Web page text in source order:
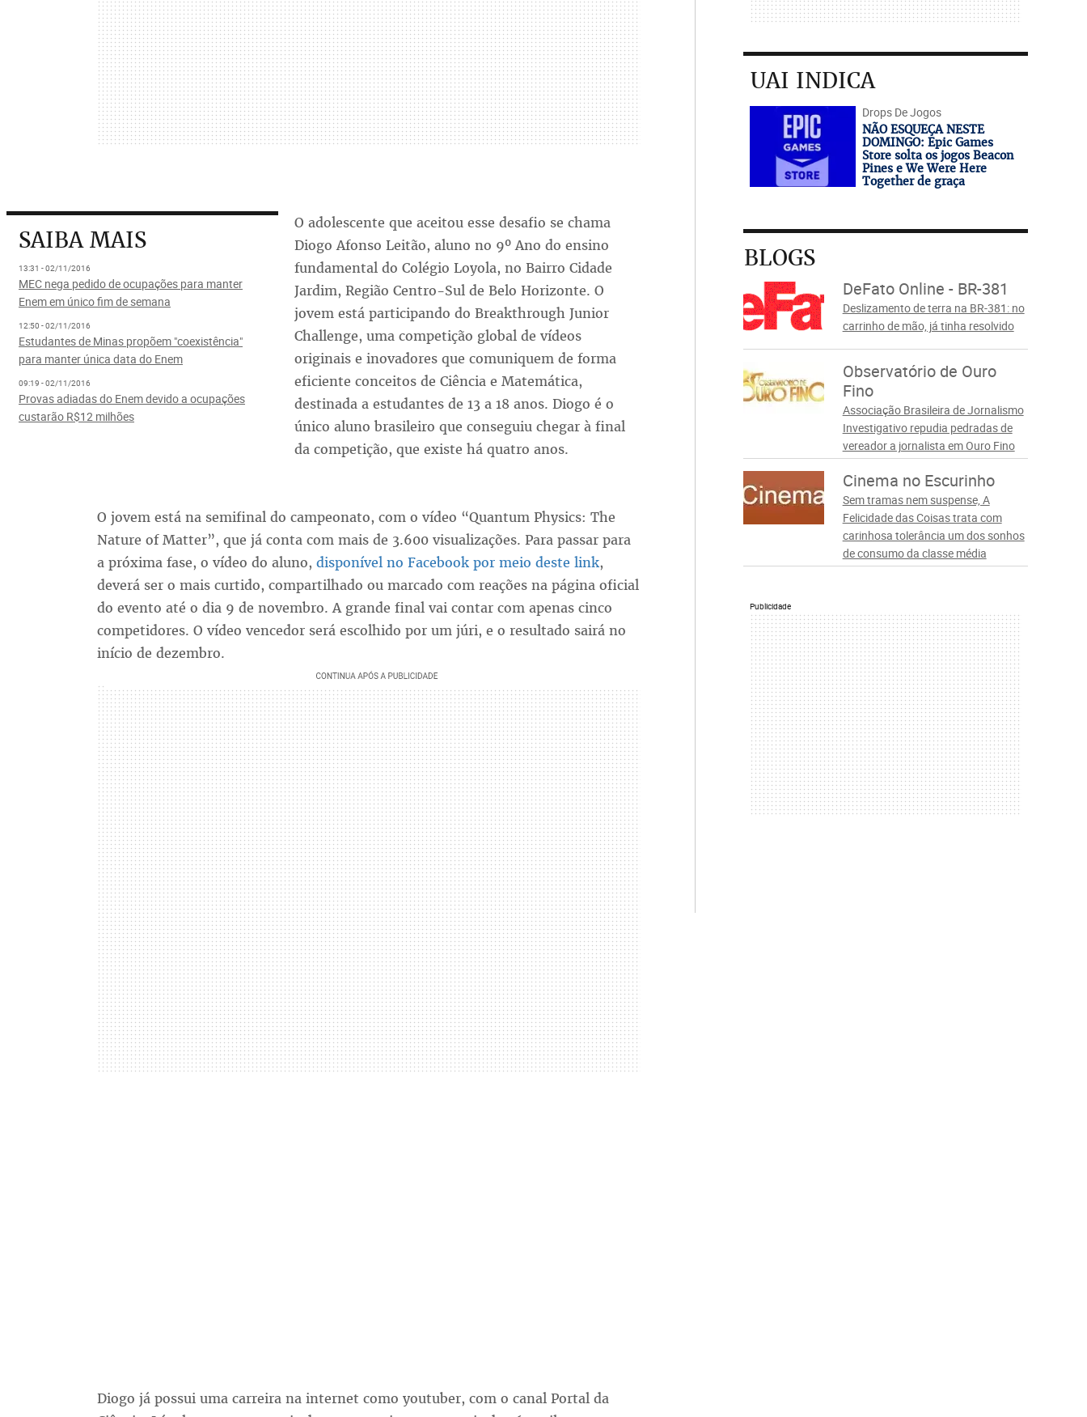
SAIBA MAIS
13:31 - 02/11/2016
MEC nega pedido de ocupações para manter
Enem em único fim de semana
12:50 - 02/11/2016
Estudantes de Minas propõem "coexistência"
para manter única data do Enem
09:19 - 02/11/2016
Provas adiadas do Enem devido a ocupações
custarão R$12 milhões
O adolescente que aceitou esse desafio se chama
Diogo Afonso Leitão, aluno no 9º Ano do ensino
fundamental do Colégio Loyola, no Bairro Cidade
Jardim, Região Centro-Sul de Belo Horizonte. O
jovem está participando do Breakthrough Junior
Challenge, uma competição global de vídeos
originais e inovadores que comuniquem de forma
eficiente conceitos de Ciência e Matemática,
destinada a estudantes de 13 a 18 anos. Diogo é o
único aluno brasileiro que conseguiu chegar à final
da competição, que existe há quatro anos.
O jovem está na semifinal do campeonato, com o vídeo “Quantum Physics: The
Nature of Matter”, que já conta com mais de 3.600 visualizações. Para passar para
a próxima fase, o vídeo do aluno, disponível no Facebook por meio deste link,
deverá ser o mais curtido, compartilhado ou marcado com reações na página oficial
do evento até o dia 9 de novembro. A grande final vai contar com apenas cinco
competidores. O vídeo vencedor será escolhido por um júri, e o resultado sairá no
início de dezembro.
Diogo já possui uma carreira na internet como youtuber, com o canal Portal da
UAI INDICA
Drops De Jogos
NÃO ESQUEÇA NESTE
DOMINGO: Epic Games
Store solta os jogos Beacon
Pines e We Were Here
Together de graça
BLOGS
DeFato Online - BR-381
Deslizamento de terra na BR-381: no
carrinho de mão, já tinha resolvido
Observatório de Ouro
Fino
Associação Brasileira de Jornalismo
Investigativo repudia pedradas de
vereador a jornalista em Ouro Fino
Cinema no Escurinho
Sem tramas nem suspense, A
Felicidade das Coisas trata com
carinhosa tolerância um dos sonhos
de consumo da classe média
Publicidade